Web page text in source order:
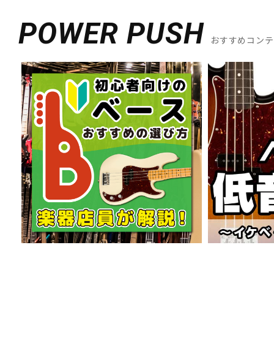
POWER PUSH おすすめコン